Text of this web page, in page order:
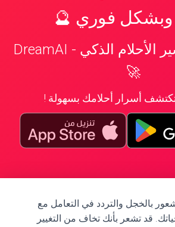
وبشكل فوري 🔮
📱 تطبيق تفسير الأحلام الذكي - DreamAI
🚀
أسرار أحلامك بسهولة !
بالخجل والتردد في التعامل مع
قد تشعر بأنك تخاف من التغيير